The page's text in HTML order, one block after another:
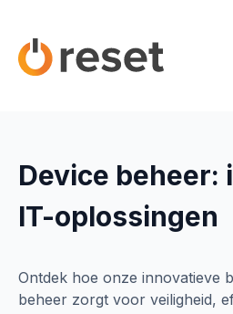
Device beheer:
IT-oplossingen
Ontdek hoe onze innovatieve
beheer zorgt voor veiligheid,